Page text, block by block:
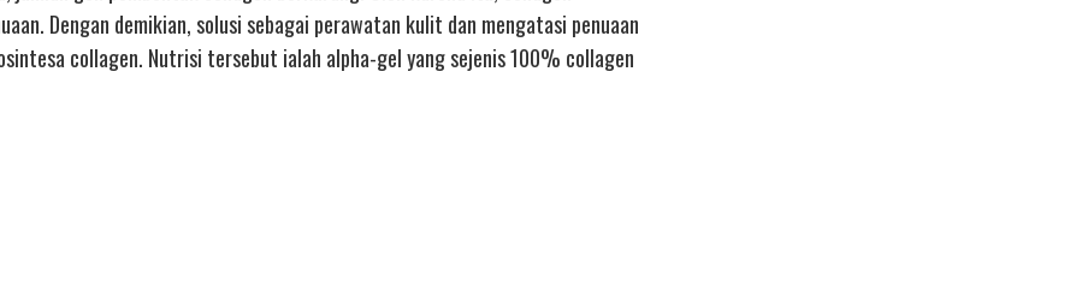
Dengan demikian, solusi sebagai perawatan kulit dan mengatasi penuaan
collagen. Nutrisi tersebut ialah alpha-gel yang sejenis 100% collagen